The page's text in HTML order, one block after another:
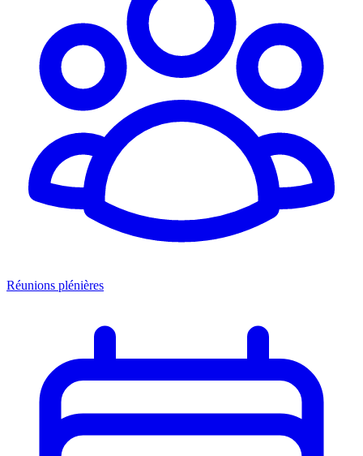
Réunions plénières